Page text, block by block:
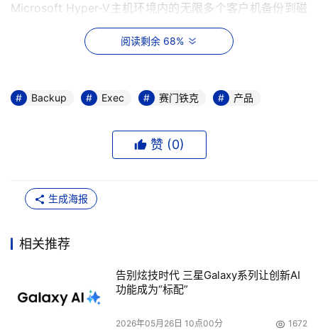
Microsoft Hyper-V主机环境内的无限多个客户机备份到磁
盘或磁带，降低复杂性。此外，Backup Exec还增加了赛门
铁克正在申请专利的粒度恢复技术，使用户只需进行一次性
Backup Exec还与VMware和Microsoft虚拟管理框架
查看虚拟环境。此外，VMware Consolidated
Backup（VCB）可进行自动配置和设置而无需人工编写脚
系统恢复，包括重命名虚拟机、修改局域网配置以及在系统
Recovery 8.5也为虚拟环境提供额外支持，能够大幅度减
少系统宕机时间，使企业能够在几分钟内迅速恢复整个
阅读剩余 68%
Backup Exec 赛门铁克 产品
赞 (0)
生成海报
相关推荐
告别炫技时代 三星Galaxy系列让创新AI
功能成为“标配”
2026年05月26日 10点00分 1672